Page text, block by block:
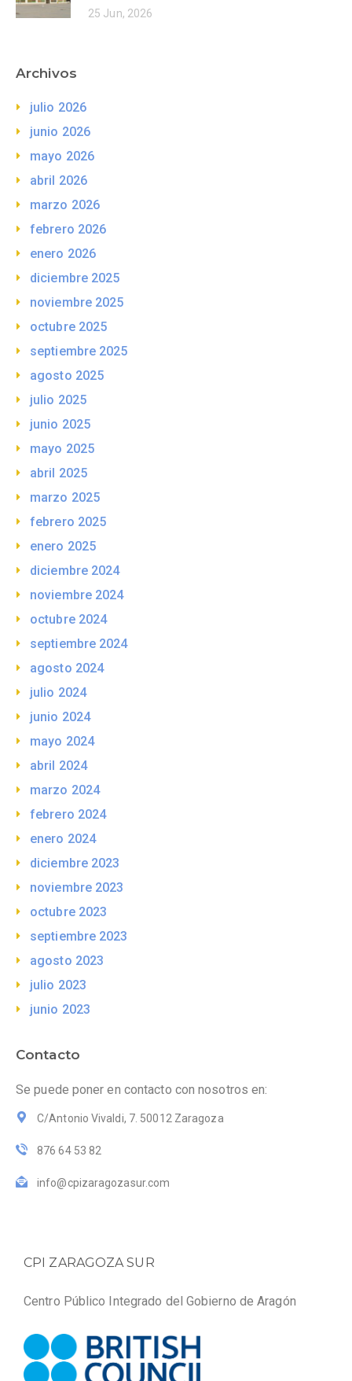
25 Jun, 2026
Archivos
julio 2026
junio 2026
mayo 2026
abril 2026
marzo 2026
febrero 2026
enero 2026
diciembre 2025
noviembre 2025
octubre 2025
septiembre 2025
agosto 2025
julio 2025
junio 2025
mayo 2025
abril 2025
marzo 2025
febrero 2025
enero 2025
diciembre 2024
noviembre 2024
octubre 2024
septiembre 2024
agosto 2024
julio 2024
junio 2024
mayo 2024
abril 2024
marzo 2024
febrero 2024
enero 2024
diciembre 2023
noviembre 2023
octubre 2023
septiembre 2023
agosto 2023
julio 2023
junio 2023
Contacto
Se puede poner en contacto con nosotros en:
C/Antonio Vivaldi, 7. 50012 Zaragoza
876 64 53 82
info@cpizaragozasur.com
CPI ZARAGOZA SUR
Centro Público Integrado del Gobierno de Aragón